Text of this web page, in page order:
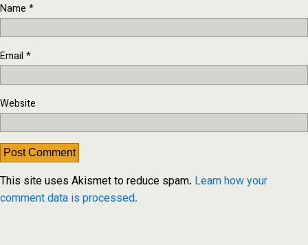
Name *
Email *
Website
This site uses Akismet to reduce spam. Learn how your
comment data is processed.